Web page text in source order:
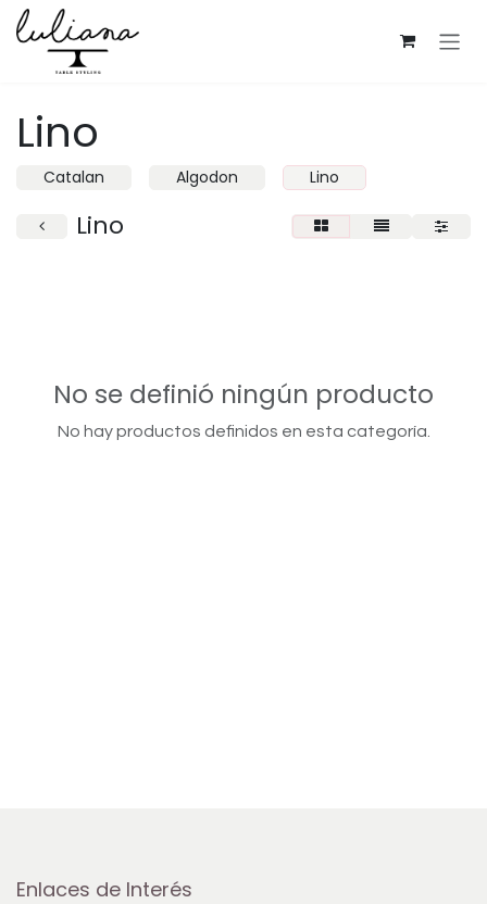
Ir al contenido
Lino
Catalan Algodon Lino
Lino
No se definió ningún producto
No hay productos definidos en esta categoría.
Enlaces de Interés